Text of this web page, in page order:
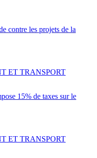
contre les projets de la
15% de taxes sur le
ET TRANSPORT
ET TRANSPORT